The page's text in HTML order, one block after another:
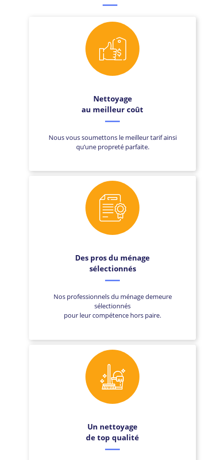
Nettoyage
au meilleur coût
Nous vous soumettons le meilleur tarif ainsi
qu’une propreté parfaite.
Des pros du ménage
sélectionnés
Nos professionnels du ménage demeure
sélectionnés
pour leur compétence hors paire.
Un nettoyage
de top qualité